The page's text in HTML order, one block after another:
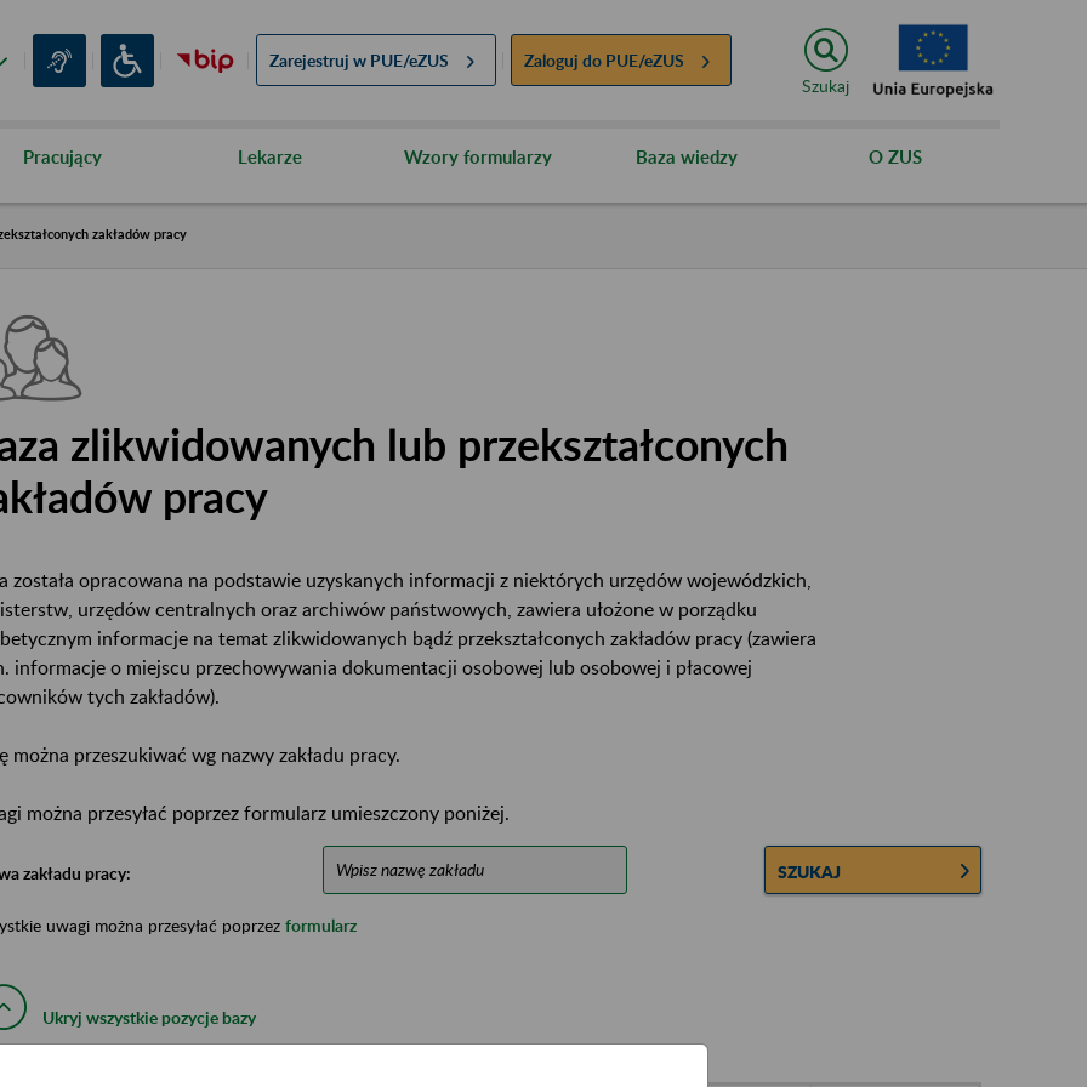
Zarejestruj w PUE/eZUS Zaloguj do PUE/eZUS
Szukaj
Pracujący Lekarze Wzory formularzy Baza wiedzy O ZUS
zakładów pracy
zlikwidowanych lub przekształconych
pracy
została opracowana na podstawie uzyskanych informacji z niektórych urzędów wojewódzkich,
urzędów centralnych oraz archiwów państwowych, zawiera ułożone w porządku
informacje na temat zlikwidowanych bądź przekształconych zakładów pracy (zawiera
informacje o miejscu przechowywania dokumentacji osobowej lub osobowej i płacowej
tych zakładów).
można przeszukiwać wg nazwy zakładu pracy.
można przesyłać poprzez formularz umieszczony poniżej.
zakładu pracy: SZUKAJ
uwagi można przesyłać poprzez formularz
Ukryj wszystkie pozycje bazy